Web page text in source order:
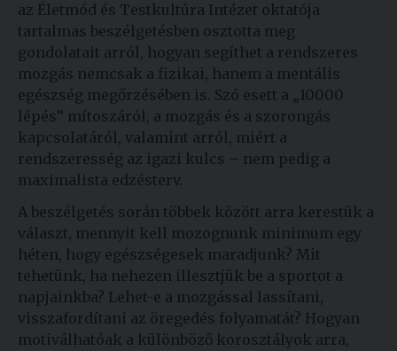
az Életmód és Testkultúra Intézet oktatója
tartalmas beszélgetésben osztotta meg
gondolatait arról, hogyan segíthet a rendszeres
mozgás nemcsak a fizikai, hanem a mentális
egészség megőrzésében is. Szó esett a „10000
lépés” mítoszáról, a mozgás és a szorongás
kapcsolatáról, valamint arról, miért a
rendszeresség az igazi kulcs – nem pedig a
maximalista edzésterv.
A beszélgetés során többek között arra kerestük a
választ, mennyit kell mozognunk minimum egy
héten, hogy egészségesek maradjunk? Mit
tehetünk, ha nehezen illesztjük be a sportot a
napjainkba? Lehet-e a mozgással lassítani,
visszafordítani az öregedés folyamatát? Hogyan
motiválhatóak a különböző korosztályok arra,